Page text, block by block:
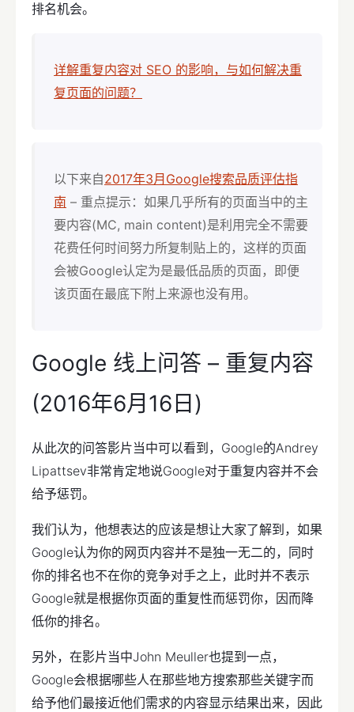
排名机会。
详解重复内容对 SEO 的影响，与如何解决重
复页面的问题？
以下来自2017年3月Google搜索品质评估指
南 – 重点提示：如果几乎所有的页面当中的主
要内容(MC, main content)是利用完全不需要
花费任何时间努力所复制贴上的，这样的页面
会被Google认定为是最低品质的页面，即便
该页面在最底下附上来源也没有用。
Google 线上问答 – 重复内容
(2016年6月16日)
从此次的问答影片当中可以看到，Google的Andrey
Lipattsev非常肯定地说Google对于重复内容并不会
给予惩罚。
我们认为，他想表达的应该是想让大家了解到，如果
Google认为你的网页内容并不是独一无二的，同时
你的排名也不在你的竞争对手之上，此时并不表示
Google就是根据你页面的重复性而惩罚你，因而降
低你的排名。
另外，在影片当中John Meuller也提到一点，
Google会根据哪些人在那些地方搜索那些关键字而
给予他们最接近他们需求的内容显示结果出来，因此